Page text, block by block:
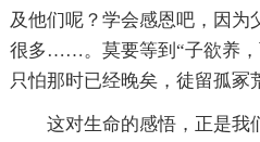
及他们呢？学会感恩吧，因为
很多……。莫要等到“子欲养，
只怕那时已经晚矣，徒留孤冢
这对生命的感悟，正是我